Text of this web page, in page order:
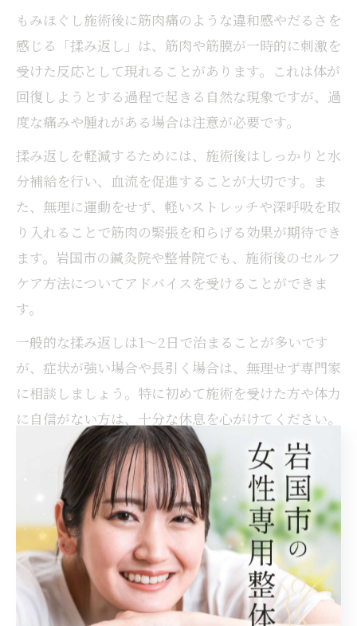
もみほぐし施術後に筋肉痛のような違和感やだるさを
感じる「揉み返し」は、筋肉や筋膜が一時的に刺激を
受けた反応として現れることがあります。これは体が
回復しようとする過程で起きる自然な現象ですが、過
度な痛みや腫れがある場合は注意が必要です。
揉み返しを軽減するためには、施術後はしっかりと水
分補給を行い、血流を促進することが大切です。ま
た、無理に運動をせず、軽いストレッチや深呼吸を取
り入れることで筋肉の緊張を和らげる効果が期待でき
ます。岩国市の鍼灸院や整骨院でも、施術後のセルフ
ケア方法についてアドバイスを受けることができま
す。
一般的な揉み返しは1～2日で治まることが多いです
が、症状が強い場合や長引く場合は、無理せず専門家
に相談しましょう。特に初めて施術を受けた方や体力
に自信がない方は、十分な休息を心がけてください。
筋膜リリース後のストレッチで負担を軽減
筋膜リリースを受けた後は、筋肉や筋膜がほぐれた状
態になっているため、適度なストレッチを行うことで
柔軟性の向上や再発予防につながります。特に肩甲骨
や腰回りのストレッチは、もみほぐしの効果を持続さ
せるうえで有効です。